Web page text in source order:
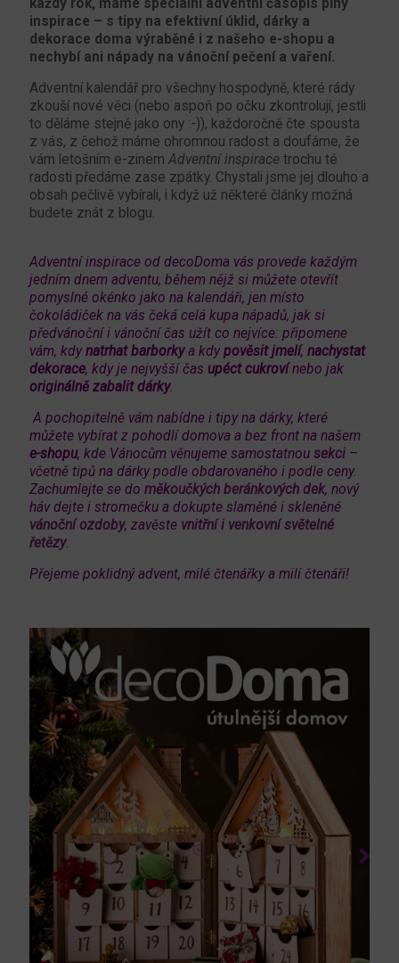
každý rok, máme speciální adventní časopis plný
inspirace – s tipy na efektivní úklid, dárky a
dekorace doma výraběné i z našeho e-shopu a
nechybí ani nápady na vánoční pečení a vaření.
Adventní kalendář pro všechny hospodyně, které rády
zkouší nové věci (nebo aspoň po očku zkontrolují, jestli
to děláme stejně jako ony :-)), každoročně čte spousta
z vás, z čehož máme ohromnou radost a doufáme, že
vám letošním e-zinem Adventní inspirace trochu té
radosti předáme zase zpátky. Chystali jsme jej dlouho a
obsah pečlivě vybírali, i když už některé články možná
budete znát z blogu.
Adventní inspirace od decoDoma vás provede každým
jedním dnem adventu, během nějž si můžete otevřít
pomyslné okénko jako na kalendáři, jen místo
čokoládiček na vás čeká celá kupa nápadů, jak si
předvánoční i vánoční čas užít co nejvíce: připomene
vám, kdynatrhat barborkya kdypověsit jmelí, nachystat
dekorace, kdy je nejvyšší čas upéct cukrovínebo jak
originálně zabalit dárky.
A pochopitelně vám nabídne i tipy na dárky, které
můžete vybírat z pohodlí domova a bez front na našem
e-shopu, kde Vánocům věnujeme samostatnou sekci –
včetně tipů na dárky podle obdarovaného i podle ceny.
Zachumlejte se do měkoučkých beránkových dek, nový
háv dejte i stromečku a dokupte slaměné i skleněné
vánoční ozdoby, zavěste vnitřní i venkovní světelné
řetězy.
Přejeme poklidný advent, milé čtenářky a milí čtenáři!